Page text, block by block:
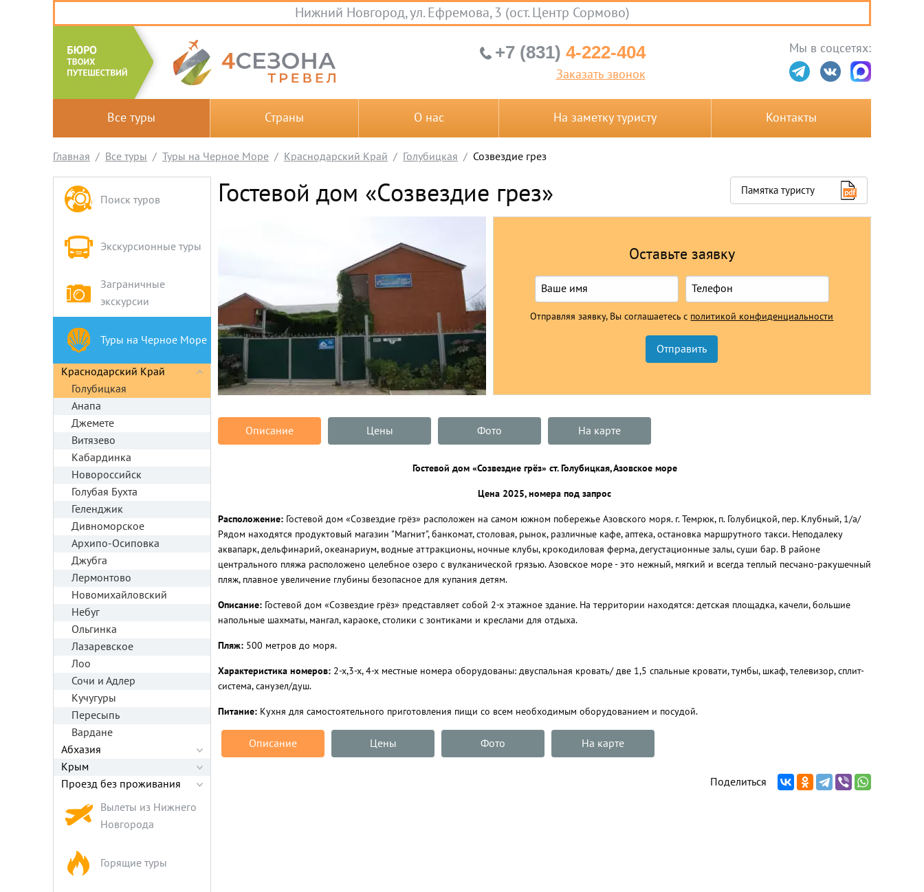
Нижний Новгород, ул. Ефремова, 3 (ост. Центр Сормово)
Все туры Страны О нас На заметку туристу Контакты
+7 (831) 4-222-404
Заказать звонок
Мы в соцсетях:
Главная Все туры Туры на Черное Море Краснодарский Край Голубицкая Созвездие грез
Поиск туров
Экскурсионные туры
Заграничные
экскурсии
Туры на Черное Море
Краснодарский Край
Голубицкая
Анапа
Джемете
Витязево
Кабардинка
Новороссийск
Голубая Бухта
Геленджик
Дивноморское
Архипо-Осиповка
Джубга
Лермонтово
Новомихайловский
Небуг
Ольгинка
Лазаревское
Лоо
Сочи и Адлер
Кучугуры
Пересыпь
Вардане
Абхазия
Крым
Проезд без проживания
Вылеты из Нижнего
Новгорода
Горящие туры
Гостевой дом «Созвездие грез» Памятка туристу
Оставьте заявку
Отправляя заявку, Вы соглашаетесь с политикой конфиденциальности
Описание Цены Фото На карте
Гостевой дом «Созвездие грёз» ст. Голубицкая, Азовское море
Цена 2025, номера под запрос
Расположение: Гостевой дом «Созвездие грёз» расположен на самом южном побережье Азовского моря. г. Темрюк, п. Голубицкой, пер. Клубный, 1/а/
Рядом находятся продуктовый магазин "Магнит", банкомат, столовая, рынок, различные кафе, аптека, остановка маршрутного такси. Неподалеку
аквапарк, дельфинарий, океанариум, водные аттракционы, ночные клубы, крокодиловая ферма, дегустационные залы, суши бар. В районе
центрального пляжа расположено целебное озеро с вулканической грязью. Азовское море - это нежный, мягкий и всегда теплый песчано-ракушечный
пляж, плавное увеличение глубины безопасное для купания детям.
Описание: Гостевой дом «Созвездие грёз» представляет собой 2-х этажное здание. На территории находятся: детская площадка, качели, большие
напольные шахматы, мангал, караоке, столики с зонтиками и креслами для отдыха.
Пляж: 500 метров до моря.
Характеристика номеров: 2-х,3-х, 4-х местные номера оборудованы: двуспальная кровать/ две 1,5 спальные кровати, тумбы, шкаф, телевизор, сплит-
система, санузел/душ.
Питание: Кухня для самостоятельного приготовления пищи со всем необходимым оборудованием и посудой.
Описание Цены Фото На карте
Поделиться